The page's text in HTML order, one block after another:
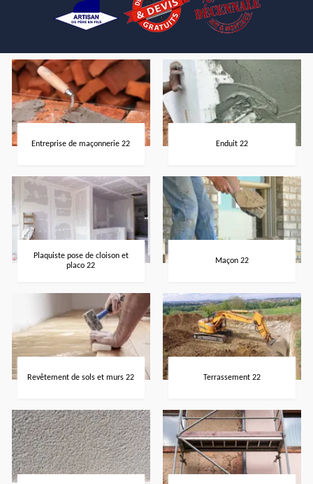
Entreprise de maçonnerie 22 Enduit 22
Plaquiste pose de cloison et
placo 22
Maçon 22
Revêtement de sols et murs 22 Terrassement 22